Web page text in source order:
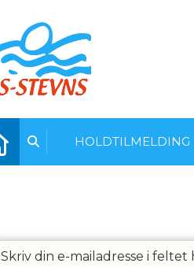
HOLDTILMELDING
Skriv din e-mailadresse i feltet